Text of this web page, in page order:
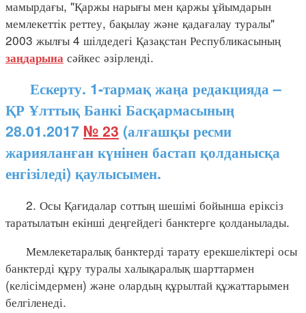
мамырдағы, "Қаржы нарығы мен қаржы ұйымдарын
мемлекеттік реттеу, бақылау және қадағалау туралы"
2003 жылғы 4 шілдедегі Қазақстан Республикасының
заңдарына сәйкес әзірленді.
Ескерту. 1-тармақ жаңа редакцияда –
ҚР Ұлттық Банкі Басқармасының
28.01.2017 № 23 (алғашқы ресми
жарияланған күнінен бастап қолданысқа
енгізіледі) қаулысымен.
2. Осы Қағидалар соттың шешімі бойынша еріксіз
таратылатын екінші деңгейдегі банктерге қолданылады.
Мемлекетаралық банктерді тарату ерекшеліктері осы
банктерді құру туралы халықаралық шарттармен
(келісімдермен) және олардың құрылтай құжаттарымен
белгіленеді.